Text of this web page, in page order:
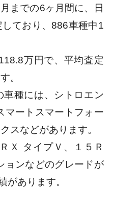
までの6ヶ月間に、日
ており、886車種中1
万円で、平均査定
。
車種には、シトロエン
マートスマートフォー
スなどがあります。
Ｘ タイプＶ、１５Ｒ
ョンなどのグレードが
があります。